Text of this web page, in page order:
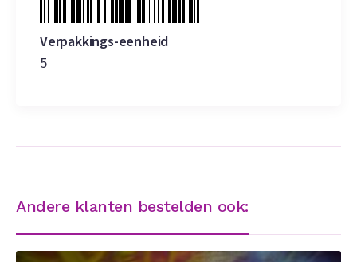
Verpakkings-eenheid
5
Andere klanten bestelden ook: